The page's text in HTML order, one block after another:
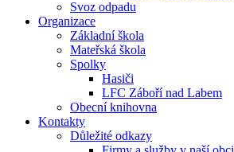
Svoz odpadu
Organizace
Základní škola
Mateřská škola
Spolky
Hasiči
LFC Záboří nad Labem
Obecní knihovna
Kontakty
Důležité odkazy